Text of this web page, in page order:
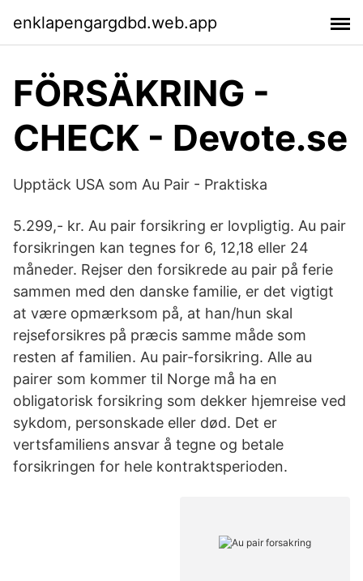
enklapengargdbd.web.app
FÖRSÄKRING -
CHECK - Devote.se
Upptäck USA som Au Pair - Praktiska
5.299,- kr. Au pair forsikring er lovpligtig. Au pair
forsikringen kan tegnes for 6, 12,18 eller 24
måneder. Rejser den forsikrede au pair på ferie
sammen med den danske familie, er det vigtigt
at være opmærksom på, at han/hun skal
rejseforsikres på præcis samme måde som
resten af familien. Au pair-forsikring. Alle au
pairer som kommer til Norge må ha en
obligatorisk forsikring som dekker hjemreise ved
sykdom, personskade eller død. Det er
vertsfamiliens ansvar å tegne og betale
forsikringen for hele kontraktsperioden.